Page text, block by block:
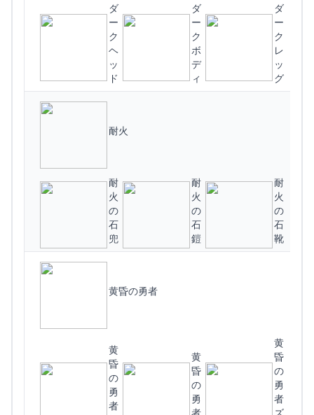
ダ
ー
ク
ヘ
ッ
ド
ダ
ー
ク
ボ
デ
ィ
ダ
ー
ク
レ
ッ
グ
耐火
耐
火
の
石
兜
耐
火
の
石
鎧
耐
火
の
石
靴
黄昏の勇者
黄
昏
の
勇
者
黄
昏
の
勇
黄
昏
の
勇
者